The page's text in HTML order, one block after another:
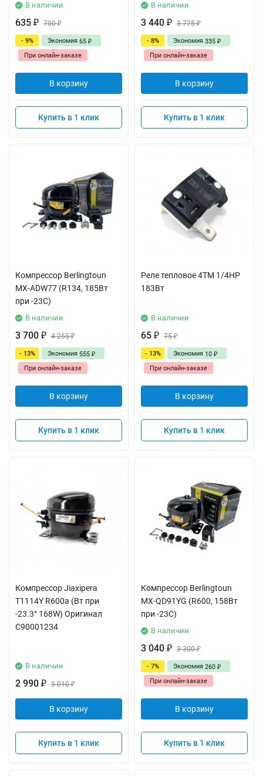
В наличии
635 ₽ 700₽
- 9% Экономия 65 ₽
При онлайн-заказе
В корзину
Купить в 1 клик
В наличии
3 440 ₽ 3 775₽
- 8% Экономия 335 ₽
При онлайн-заказе
В корзину
Купить в 1 клик
Компрессор Berlingtoun
MX-ADW77 (R134, 185Вт
при -23С)
В наличии
3 700 ₽ 4 255₽
- 13% Экономия 555 ₽
При онлайн-заказе
В корзину
Купить в 1 клик
Реле тепловое 4TM 1/4HP
183Вт
В наличии
65 ₽ 75₽
- 13% Экономия 10 ₽
При онлайн-заказе
В корзину
Купить в 1 клик
Компрессор Jiaxipera
T1114Y R600a (Вт при
-23.3° 168W) Оригинал
C90001234
В наличии
2 990 ₽ 3 010₽
В корзину
Купить в 1 клик
Компрессор Berlingtoun
MX-QD91YG (R600, 158Вт
при -23С)
В наличии
3 040 ₽ 3 300₽
- 7% Экономия 260 ₽
При онлайн-заказе
В корзину
Купить в 1 клик